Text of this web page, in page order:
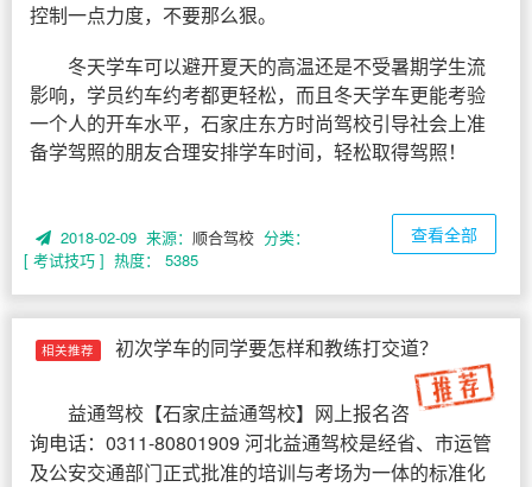
控制一点力度，不要那么狠。
冬天学车可以避开夏天的高温还是不受暑期学生流
影响，学员约车约考都更轻松，而且冬天学车更能考验
一个人的开车水平，石家庄东方时尚驾校引导社会上准
备学驾照的朋友合理安排学车时间，轻松取得驾照！
2018-02-09 来源：顺合驾校 分类：
[ 考试技巧 ] 热度： 5385
查看全部
相关推荐 初次学车的同学要怎样和教练打交道？
益通驾校 【石家庄益通驾校】网上报名咨
询电话：0311-80801909 河北益通驾校是经省、市运管
及公安交通部门正式批准的培训与考场为一体的标准化